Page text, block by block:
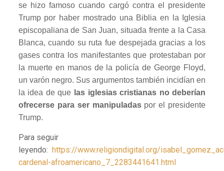
se hizo famoso cuando cargó contra el presidente
Trump por haber mostrado una Biblia en la Iglesia
episcopaliana de San Juan, situada frente a la Casa
Blanca, cuando su ruta fue despejada gracias a los
gases contra los manifestantes que protestaban por
la muerte en manos de la policía de George Floyd,
un varón negro. Sus argumentos también incidían en
la idea de que las iglesias cristianas no deberían
ofrecerse para ser manipuladaspor el presidente
Trump.
Para seguir
leyendo: https://www.religiondigital.org/
cardenal-afroamericano_7_2283441641.html